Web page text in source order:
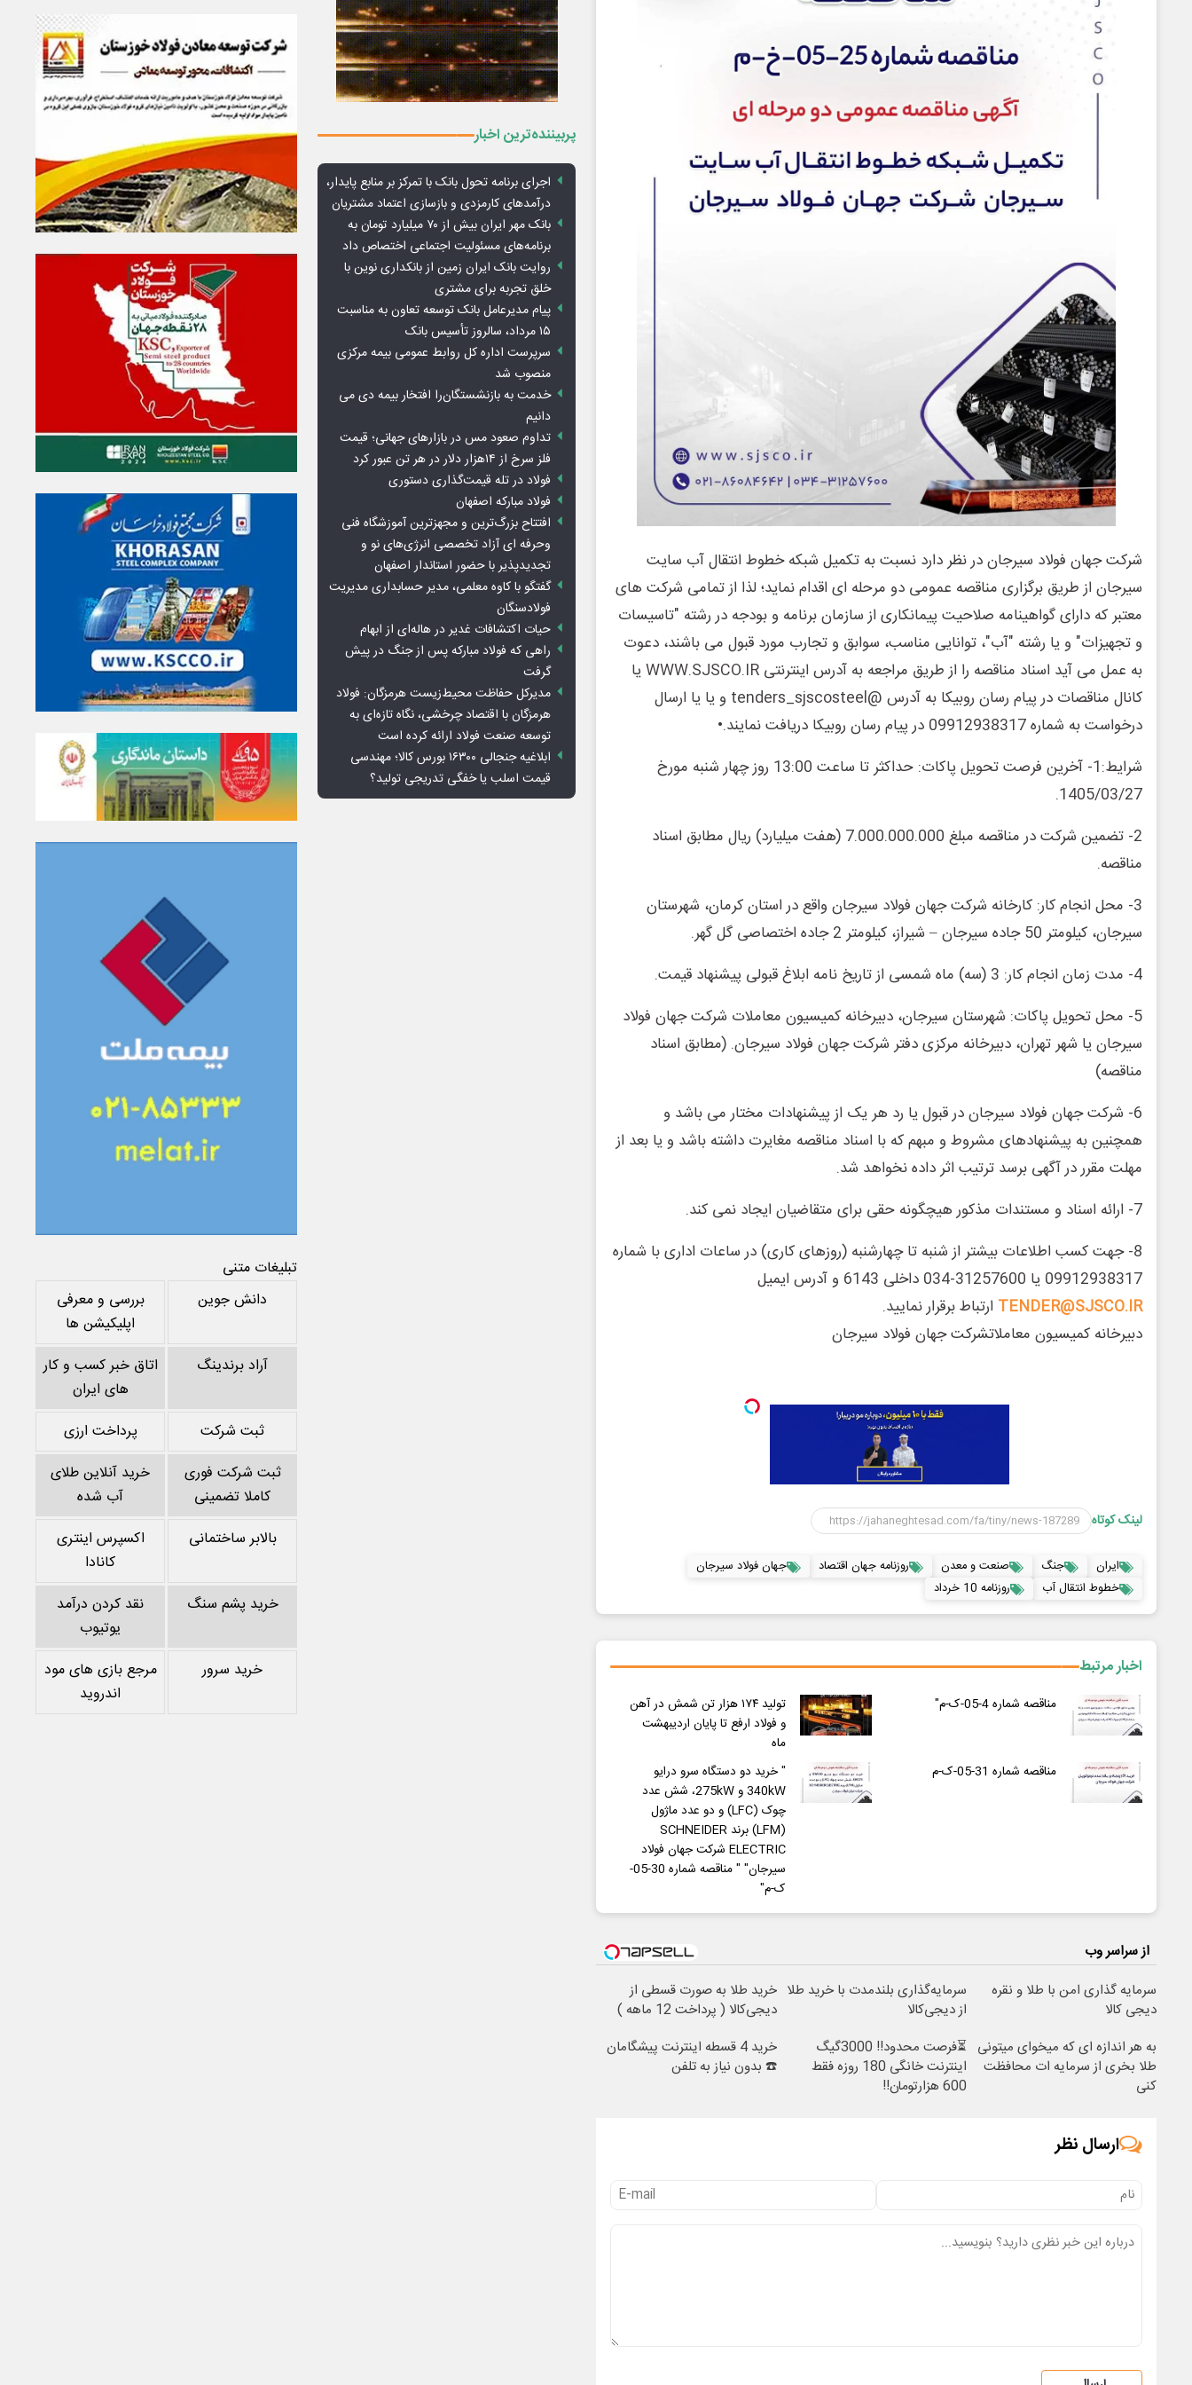
شرکت جهان فولاد سیرجان در نظر دارد نسبت به تکمیل شبکه خطوط انتقال آب سایت
سیرجان از طریق برگزاری مناقصه عمومی دو مرحله ای اقدام نماید؛ لذا از تمامی شرکت های
معتبر که دارای گواهینامه صلاحیت پیمانکاری از سازمان برنامه و بودجه در رشته "تاسیسات
و تجهیزات" و یا رشته "آب"، توانایی مناسب، سوابق و تجارب مورد قبول می باشند، دعوت
به عمل می آید اسناد مناقصه را از طریق مراجعه به آدرس اینترنتی WWW.SJSCO.IR یا
کانال مناقصات در پیام رسان روبیکا به آدرس @tenders_sjscosteel و یا یا ارسال
درخواست به شماره 09912938317 در پیام رسان روبیکا دریافت نمایند.•
شرایط:1- آخرین فرصت تحویل پاکات: حداکثر تا ساعت 13:00 روز چهار شنبه مورخ
1405/03/27.
2- تضمین شرکت در مناقصه مبلغ 7.000.000.000 (هفت میلیارد) ریال مطابق اسناد
مناقصه.
3- محل انجام کار: کارخانه شرکت جهان فولاد سیرجان واقع در استان کرمان، شهرستان
سیرجان، کیلومتر 50 جاده سیرجان – شیراز، کیلومتر 2 جاده اختصاصی گل گهر.
4- مدت زمان انجام کار: 3 (سه) ماه شمسی از تاریخ نامه ابلاغ قبولی پیشنهاد قیمت.
5- محل تحویل پاکات: شهرستان سیرجان، دبیرخانه کمیسیون معاملات شرکت جهان فولاد
سیرجان یا شهر تهران، دبیرخانه مرکزی دفتر شرکت جهان فولاد سیرجان. (مطابق اسناد
مناقصه)
6- شرکت جهان فولاد سیرجان در قبول یا رد هر یک از پیشنهادات مختار می باشد و
همچنین به پیشنهادهای مشروط و مبهم که با اسناد مناقصه مغایرت داشته باشد و یا بعد از
مهلت مقرر در آگهی برسد ترتیب اثر داده نخواهد شد.
7- ارائه اسناد و مستندات مذکور هیچگونه حقی برای متقاضیان ایجاد نمی کند.
8- جهت کسب اطلاعات بیشتر از شنبه تا چهارشنبه (روزهای کاری) در ساعات اداری با شماره
09912938317 یا 31257600-034 داخلی 6143 و آدرس ایمیل
TENDER@SJSCO.IR ارتباط برقرار نمایید.
دبیرخانه کمیسیون معاملاتشرکت جهان فولاد سیرجان
لینک کوتاه
ایران جنگ صنعت و معدن روزنامه جهان اقتصاد
جهان فولاد سیرجان
خطوط انتقال آب
روزنامه 10 خرداد
اخبار مرتبط
مناقصه شماره 4-05-ک-م"
تولید ۱۷۴ هزار تن شمش در آهن
و فولاد ارفع تا پایان اردیبهشت
ماه
مناقصه شماره 31-05-ک-م
" خرید دو دستگاه سرو درایو
340kW و 275kW، شش عدد
چوک (LFC) و دو عدد ماژول
(LFM) برند SCHNEIDER
ELECTRIC شرکت جهان فولاد
سیرجان" " مناقصه شماره 30-05-
ک-م"
از سراسر وب
سرمایه گذاری امن با طلا و نقره
دیجی کالا
سرمایه‌گذاری بلندمدت با خرید طلا
از دیجی‌کالا
خرید طلا به صورت قسطی از
دیجی‌کالا ( پرداخت 12 ماهه )
به هر اندازه ای که میخوای میتونی
طلا بخری از سرمایه ات محافظت
کنی
⏳فرصت محدود!! 3000گیگ
اینترنت خانگی 180 روزه فقط
600 هزارتومان!!
خرید 4 قسطه اینترنت پیشگامان
☎️ بدون نیاز به تلفن
ارسال نظر
پربیننده‌ترین اخبار
اجرای برنامه تحول بانک با تمرکز بر منابع پایدار،
درآمدهای کارمزدی و بازسازی اعتماد مشتریان
بانک مهر ایران بیش از ۷۰ میلیارد تومان به
برنامه‌های مسئولیت اجتماعی اختصاص داد
روایت بانک ایران زمین از بانکداری نوین با
خلق تجربه برای مشتری
پیام مدیرعامل بانک توسعه تعاون به مناسبت
۱۵ مرداد، سالروز تأسیس بانک
سرپرست اداره کل روابط عمومی بیمه مرکزی
منصوب شد
خدمت به بازنشستگان‌را افتخار بیمه دی می
دانیم
تداوم صعود مس در بازارهای جهانی؛ قیمت
فلز سرخ از ۱۴هزار دلار در هر تن عبور کرد
فولاد در تله قیمت‌گذاری دستوری
فولاد مبارکه اصفهان
افتتاح بزرگ‌ترین و مجهزترین آموزشگاه فنی
وحرفه ای آزاد تخصصی انرژی‌های نو و
تجدیدپذیر با حضور استاندار اصفهان
گفتگو با کاوه معلمی، مدیر حسابداری مدیریت
فولادسنگان
حیات اکتشافات غدیر در هاله‌ای از ابهام
راهی که فولاد مبارکه پس از جنگ در پیش
گرفت
مدیرکل حفاظت محیط‌زیست هرمزگان: فولاد
هرمزگان با اقتصاد چرخشی، نگاه تازه‌ای به
توسعه صنعت فولاد ارائه کرده است
ابلاغیه جنجالی ۱۶۳۰۰ بورس کالا؛ مهندسی
قیمت اسلب یا خفگی تدریجی تولید؟
تبلیغات متنی
دانش جوین
بررسی و معرفی
اپلیکیشن ها
آراد برندینگ
اتاق خبر کسب و کار
های ایران
ثبت شرکت
پرداخت ارزی
ثبت شرکت فوری
کاملا تضمینی
خرید آنلاین طلای
آب شده
بالابر ساختمانی
اکسپرس اینتری
کانادا
خرید پشم سنگ
نقد کردن درآمد
یوتیوب
خرید سرور
مرجع بازی های مود
اندروید